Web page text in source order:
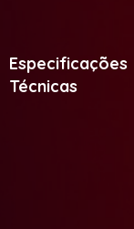
Especificações
Técnicas